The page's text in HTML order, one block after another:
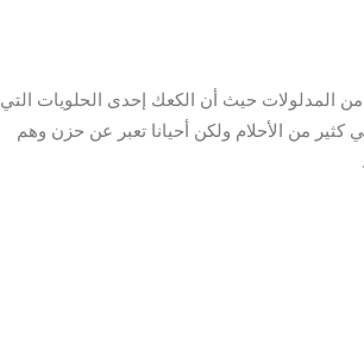
من المدلولات حيث أن الكعك إحدى الحلويات التي
كثير من الأحلام ولكن أحيانا تعبر عن حزن وهم